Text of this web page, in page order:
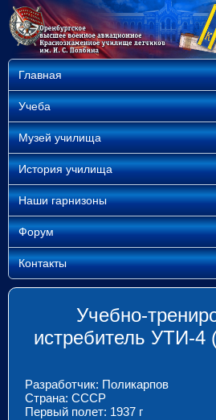
Главная
Учеба
Музей училища
История училища
Наши гарнизоны
Форум
Контакты
Учебно-
истребитель УТИ-4
Разработчик: Поликарпов
Страна: СССР
Первый полет: 1937 г